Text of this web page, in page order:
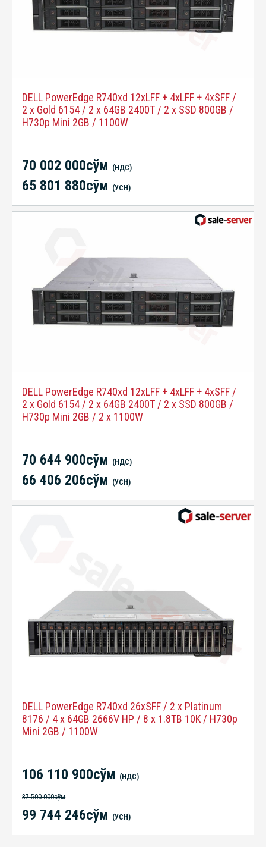
DELL PowerEdge R740xd 12xLFF + 4xLFF + 4xSFF /
2 x Gold 6154 / 2 x 64GB 2400T / 2 x SSD 800GB /
H730p Mini 2GB / 1100W
70 002 000сўм (НДС)
65 801 880сўм (УСН)
DELL PowerEdge R740xd 12xLFF + 4xLFF + 4xSFF /
2 x Gold 6154 / 2 x 64GB 2400T / 2 x SSD 800GB /
H730p Mini 2GB / 2 x 1100W
70 644 900сўм (НДС)
66 406 206сўм (УСН)
DELL PowerEdge R740xd 26xSFF / 2 x Platinum
8176 / 4 x 64GB 2666V HP / 8 x 1.8TB 10K / H730p
Mini 2GB / 1100W
106 110 900сўм (НДС)
37 500 000сўм
99 744 246сўм (УСН)